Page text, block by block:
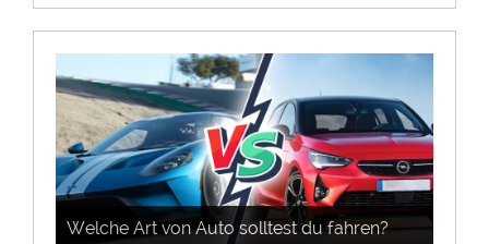
Welche Art von Auto solltest du fahren?